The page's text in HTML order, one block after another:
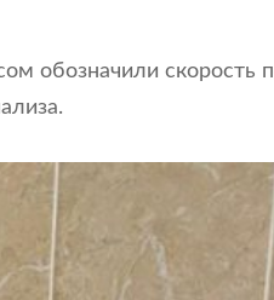
обозначили скорость